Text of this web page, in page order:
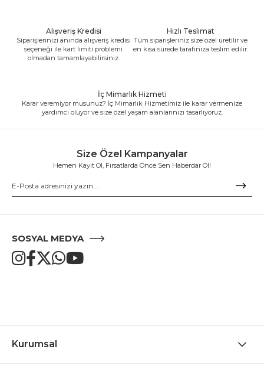
Alışveriş Kredisi
Siparişlerinizi anında alışveriş kredisi
seçeneği ile kart limiti problemi
olmadan tamamlayabilirsiniz.
Hızlı Teslimat
Tüm siparişleriniz size özel üretilir ve
en kısa sürede tarafınıza teslim edilir.
İç Mimarlık Hizmeti
Karar veremiyor musunuz? İç Mimarlık Hizmetimiz ile karar vermenize
yardımcı oluyor ve size özel yaşam alanlarınızı tasarlıyoruz.
Size Özel Kampanyalar
Hemen Kayıt Ol, Fırsatlarda Önce Sen Haberdar Ol!
SOSYAL MEDYA
Kurumsal